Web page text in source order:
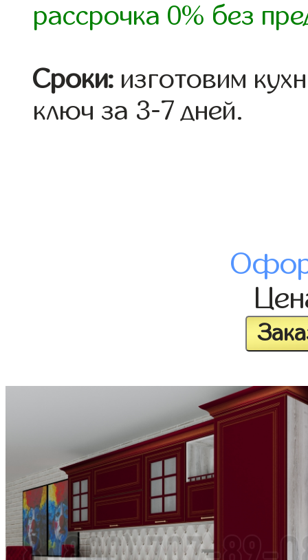
рассрочка 0% без
Сроки: изготовим
ключ за 3-7 дней.